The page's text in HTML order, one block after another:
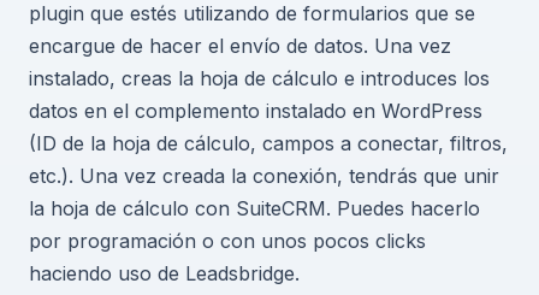
plugin que estés utilizando de formularios que se
encargue de hacer el envío de datos. Una vez
instalado, creas la hoja de cálculo e introduces los
datos en el complemento instalado en WordPress
(ID de la hoja de cálculo, campos a conectar, filtros,
etc.). Una vez creada la conexión, tendrás que unir
la hoja de cálculo con SuiteCRM. Puedes hacerlo
por programación o con unos pocos clicks
haciendo uso de Leadsbridge.